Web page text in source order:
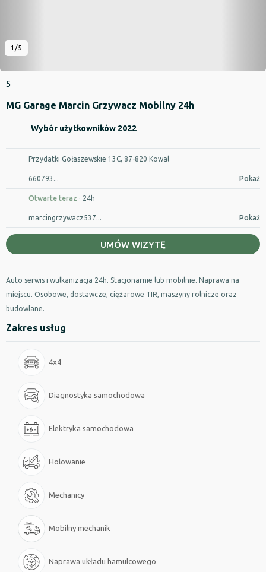
1/5
5
MG Garage Marcin Grzywacz Mobilny 24h
Wybór użytkowników 2022
Przydatki Gołaszewskie 13C, 87-820 Kowal
660793... Pokaż
Otwarte teraz · 24h
marcingrzywacz537... Pokaż
UMÓW WIZYTĘ
Auto serwis i wulkanizacja 24h. Stacjonarnie lub mobilnie. Naprawa na
miejscu. Osobowe, dostawcze, ciężarowe TIR, maszyny rolnicze oraz
budowlane.
Zakres usług
4x4
Diagnostyka samochodowa
Elektryka samochodowa
Holowanie
Mechanicy
Mobilny mechanik
Naprawa układu hamulcowego